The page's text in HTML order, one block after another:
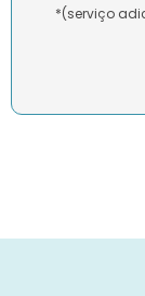
*(serviço